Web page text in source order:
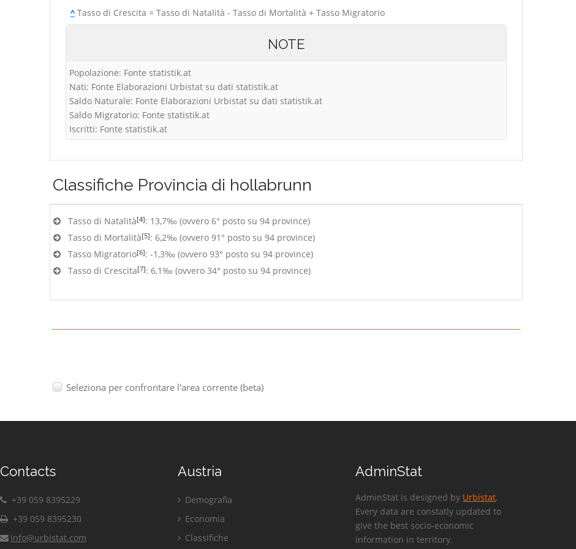
^Tasso di Crescita = Tasso di Natalità - Tasso di Mortalità + Tasso Migratorio
NOTE
Popolazione: Fonte statistik.at
Nati: Fonte Elaborazioni Urbistat su dati statistik.at
Saldo Naturale: Fonte Elaborazioni Urbistat su dati statistik.at
Saldo Migratorio: Fonte statistik.at
Iscritti: Fonte statistik.at
Classifiche Provincia di hollabrunn
Tasso di Natalità[4]: 13,7‰ (ovvero 6° posto su 94 province)
Tasso di Mortalità[5]: 6,2‰ (ovvero 91° posto su 94 province)
Tasso Migratorio[6]: -1,3‰ (ovvero 93° posto su 94 province)
Tasso di Crescita[7]: 6,1‰ (ovvero 34° posto su 94 province)
Seleziona per confrontare l'area corrente (beta)
Contacts
+39 059 8395229
+39 059 8395230
info@urbistat.com
Austria
Demografia
Economia
Classifiche
AdminStat
AdminStat is designed by Urbistat.
Every data are constatly updated to
give the best socio-economic
information in territory.